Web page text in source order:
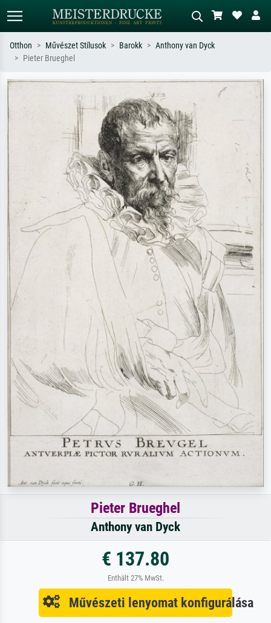
szerint – pl. Monet, Csillagos éj,
impresszionizmus, Hokusai-hullám,
akt.
Írja le a jelenetet – pl. zöld rét, sok
piros absztrakt, sötét olajkép, álló akt
egy fa mellett.
Otthon Művészet Stílusok Barokk
Anthony van Dyck
Pieter Brueghel
Pieter Brueghel
Anthony van Dyck
€ 137.80
Enthält 27% MwSt.
Művészeti lenyomat konfigurálása